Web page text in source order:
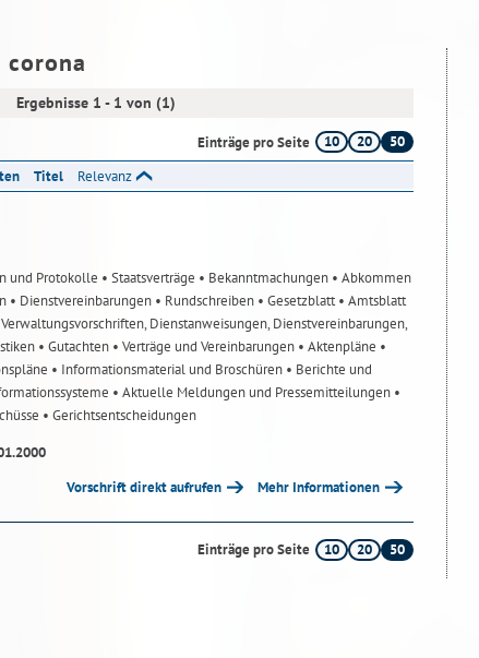
corona
Ergebnisse 1 - 1 von (1)
Einträge pro Seite 10 20
50
Titel Relevanz
und Protokolle • Staatsverträge • Bekanntmachungen • Abkommen
• Dienstvereinbarungen • Rundschreiben • Gesetzblatt• Amtsblatt
Verwaltungsvorschriften, Dienstanweisungen, Dienstvereinbarungen,
• Gutachten • Verträge und Vereinbarungen • Aktenpläne •
• Informationsmaterial und Broschüren • Berichte und
• Aktuelle Meldungen und Pressemitteilungen •
• Gerichtsentscheidungen
Vorschrift direkt aufrufen Mehr Informationen
Einträge pro Seite 10 20 50